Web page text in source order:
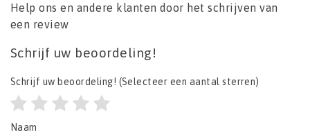
Help ons en andere klanten door het schrijven van
een review
Schrijf uw beoordeling!
Schrijf uw beoordeling! (Selecteer een aantal sterren)
Naam